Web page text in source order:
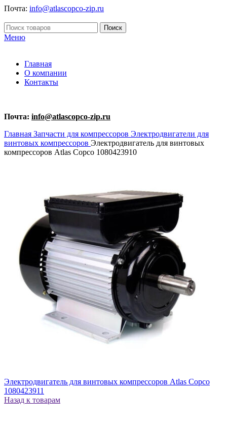
Почта: info@atlascopco-zip.ru
Поиск
Меню
Главная
О компании
Контакты
Почта: info@atlascopco-zip.ru
Главная Запчасти для компрессоров Электродвигатели для
винтовых компрессоров Электродвигатель для винтовых
компрессоров Atlas Copco 1080423910
Электродвигатель для винтовых компрессоров Atlas Copco
1080423911
Назад к товарам